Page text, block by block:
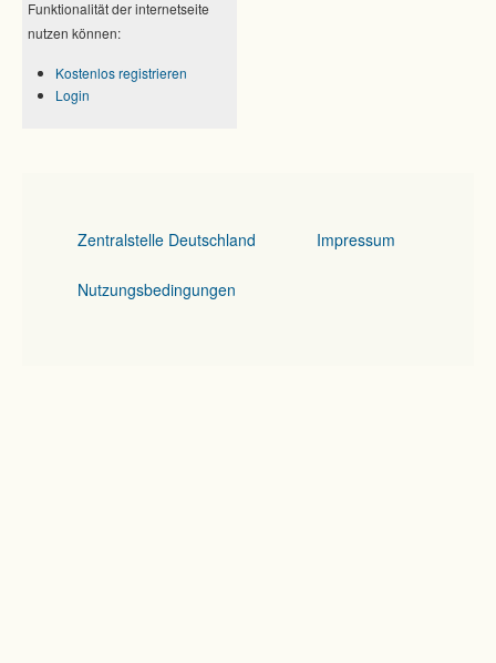
Funktionalität der internetseite
nutzen können:
Kostenlos registrieren
Login
Zentralstelle Deutschland Impressum
Nutzungsbedingungen